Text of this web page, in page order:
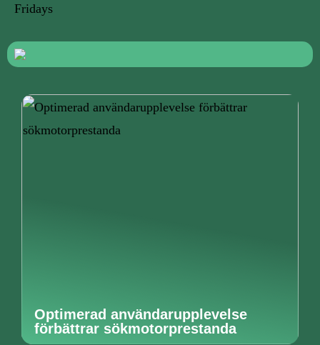
Fridays
Optimerad användarupplevelse
förbättrar sökmotorprestanda